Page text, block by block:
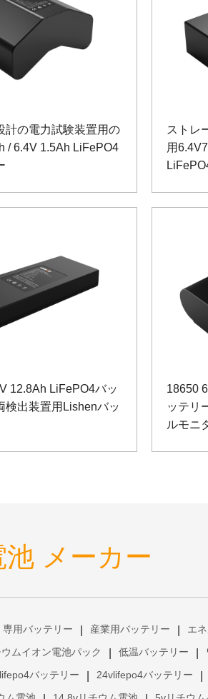
計の電力試験装置用の
/ 6.4V 1.5Ah LiFePO4
ストレ
用
12.8Ah LiFePO4バッ
検出装置用Lishenバッ
18650
ッテリ
ルモニ
メーカー
専用バッテリー 産業用バッテリー エ
ウムイオン電池パック 低温バッテリー
バッテリー 24vlifepo4バッテリー